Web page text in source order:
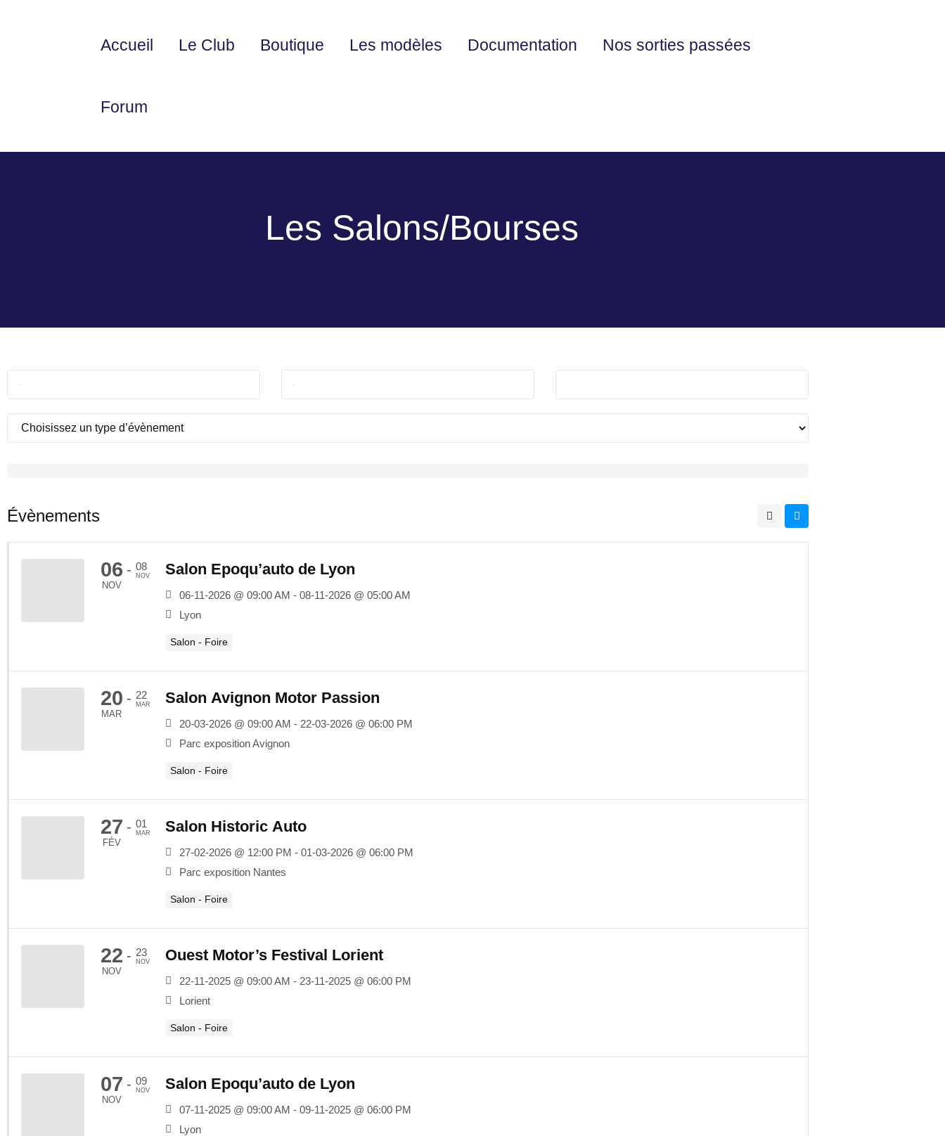
Accueil Le Club Boutique Les modèles Documentation Nos sorties passées
Forum
Les Salons/Bourses
Évènements
06
NOV
- 08
NOV Salon Epoqu’auto de Lyon
06-11-2026 @ 09:00 AM - 08-11-2026 @ 05:00 AM
Lyon
Salon - Foire
20
MAR
- 22
MAR Salon Avignon Motor Passion
20-03-2026 @ 09:00 AM - 22-03-2026 @ 06:00 PM
Parc exposition Avignon
Salon - Foire
27
FÉV
- 01
MAR Salon Historic Auto
27-02-2026 @ 12:00 PM - 01-03-2026 @ 06:00 PM
Parc exposition Nantes
Salon - Foire
22
NOV
- 23
NOV Ouest Motor’s Festival Lorient
22-11-2025 @ 09:00 AM - 23-11-2025 @ 06:00 PM
Lorient
Salon - Foire
07
NOV
- 09
NOV Salon Epoqu’auto de Lyon
07-11-2025 @ 09:00 AM - 09-11-2025 @ 06:00 PM
Lyon